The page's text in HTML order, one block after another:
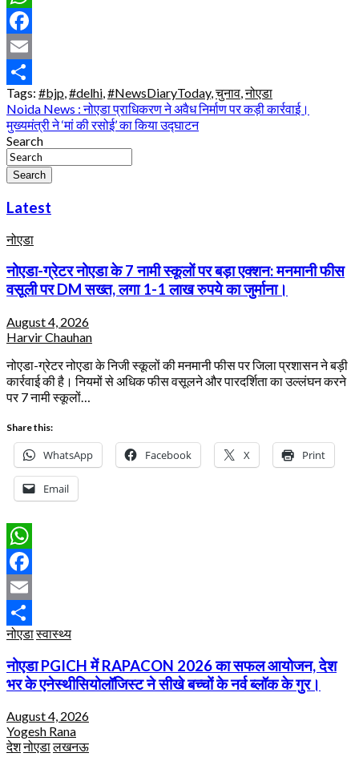
WhatsApp
Facebook
Email
Share
Tags: #bjp,#delhi,#NewsDiaryToday,चुनाव,नोएडा
Post
navigation
Noida News : नोएडा प्राधिकरण ने अवैध निर्माण पर कड़ी कार्रवाई।
मुख्यमंत्री ने ‘मां की रसोई’ का किया उद्घाटन
Search
Search
Latest
नोएडा
नोएडा-ग्रेटर नोएडा के 7 नामी स्कूलों पर बड़ा एक्शन: मनमानी फीस
वसूली पर DM सख्त, लगा 1-1 लाख रुपये का जुर्माना।
August 4, 2026
Harvir Chauhan
नोएडा-ग्रेटर नोएडा के निजी स्कूलों की मनमानी फीस पर जिला प्रशासन ने बड़ी
कार्रवाई की है। नियमों से अधिक फीस वसूलने और पारदर्शिता का उल्लंघन करने
पर 7 नामी स्कूलों…
Share this:
WhatsApp Facebook X Print
Email
WhatsApp
Facebook
Email
Share
नोएडास्वास्थ्य
नोएडा PGICH में RAPACON 2026 का सफल आयोजन, देश
भर के एनेस्थीसियोलॉजिस्ट ने सीखे बच्चों के नर्व ब्लॉक के गुर।
August 4, 2026
Yogesh Rana
देशनोएडालखनऊ